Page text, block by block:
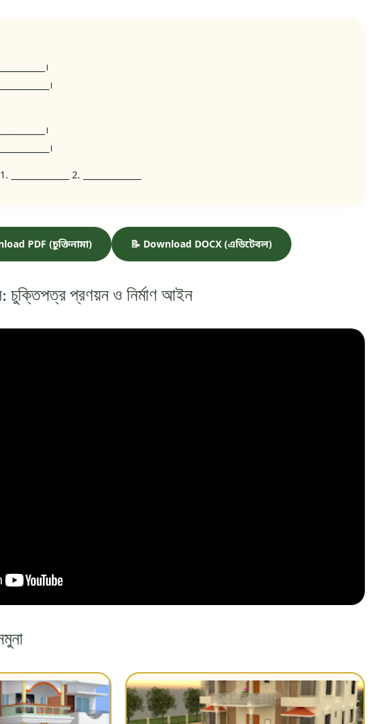
1. ______________ 2. ______________
PDF (চুক্তিনামা) 📝 Download DOCX (এডিটেবল)
চুক্তিপত্র প্রণয়ন ও নির্মাণ আইন